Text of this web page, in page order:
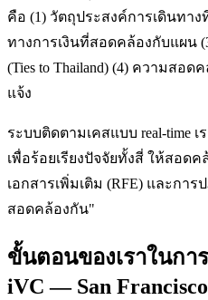
คือ (1) วัตถุประสงค์การเดินทา
ทางการเงินที่สอดคล้องกับแผน
(Ties to Thailand) (4) ความสอ
แจ้ง
ระบบติดตามเคสแบบ real-time เ
เพื่อร้อยเรียงปัจจัยทั้งสี่ ให้สอด
เอกสารเพิ่มเติม (RFE) และการ
สอดคล้องกัน"
ขั้นตอนของเราในกา
iVC — San Francisco